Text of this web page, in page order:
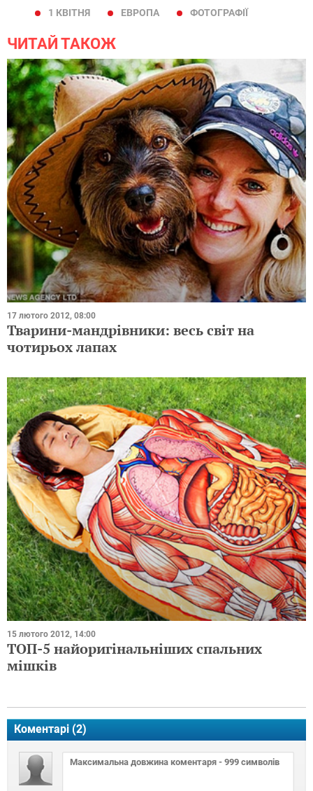
1 КВІТНЯ ЕВРОПА ФОТОГРАФІЇ
ЧИТАЙ ТАКОЖ
17 лютого 2012, 08:00
Тварини-мандрівники: весь світ на
чотирьох лапах
15 лютого 2012, 14:00
ТОП-5 найоригінальніших спальних
мішків
Коментарі (2)